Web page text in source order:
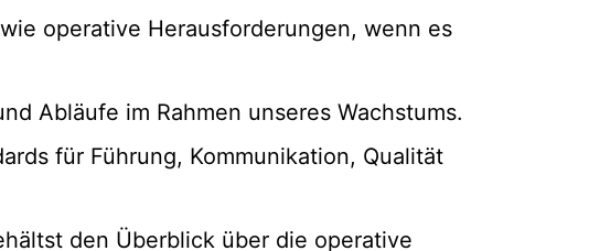
operative Herausforderungen, wenn es
Abläufe im Rahmen unseres Wachstums.
für Führung, Kommunikation, Qualität
den Überblick über die operative